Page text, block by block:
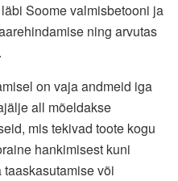
Soome valmisbetooni ja
ning arvutas
on vaja andmeid iga
all mõeldakse
mis tekivad toote kogu
hankimisest kuni
või